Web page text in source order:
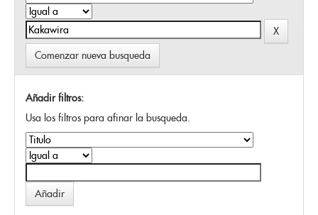
Comenzar nueva busqueda
Añadir filtros:
Usa los filtros para afinar la busqueda.